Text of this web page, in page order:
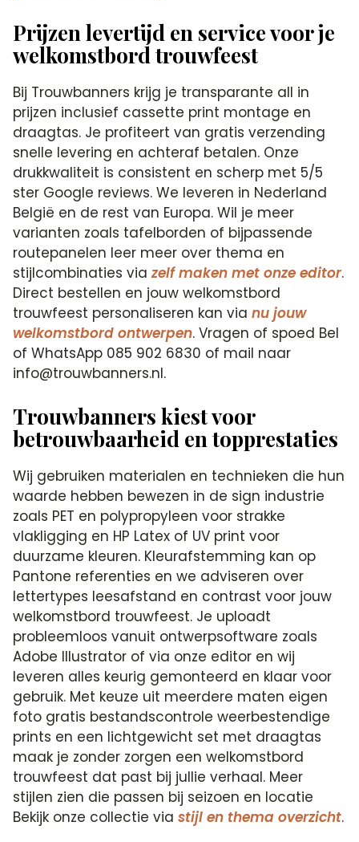
Prijzen levertijd en service voor je
welkomstbord trouwfeest
Bij Trouwbanners krijg je transparante all in
prijzen inclusief cassette print montage en
draagtas. Je profiteert van gratis verzending
snelle levering en achteraf betalen. Onze
drukkwaliteit is consistent en scherp met 5/5
ster Google reviews. We leveren in Nederland
België en de rest van Europa. Wil je meer
varianten zoals tafelborden of bijpassende
routepanelen leer meer over thema en
stijlcombinaties viazelf maken met onze editor.
Direct bestellen en jouw welkomstbord
trouwfeest personaliseren kan vianu jouw
welkomstbord ontwerpen. Vragen of spoed Bel
of WhatsApp 085 902 6830 of mail naar
info@trouwbanners.nl.
Trouwbanners kiest voor
betrouwbaarheid en topprestaties
Wij gebruiken materialen en technieken die hun
waarde hebben bewezen in de sign industrie
zoals PET en polypropyleen voor strakke
vlakligging en HP Latex of UV print voor
duurzame kleuren. Kleurafstemming kan op
Pantone referenties en we adviseren over
lettertypes leesafstand en contrast voor jouw
welkomstbord trouwfeest. Je uploadt
probleemloos vanuit ontwerpsoftware zoals
Adobe Illustrator of via onze editor en wij
leveren alles keurig gemonteerd en klaar voor
gebruik. Met keuze uit meerdere maten eigen
foto gratis bestandscontrole weerbestendige
prints en een lichtgewicht set met draagtas
maak je zonder zorgen een welkomstbord
trouwfeest dat past bij jullie verhaal. Meer
stijlen zien die passen bij seizoen en locatie
Bekijk onze collectie viastijl en thema overzicht.